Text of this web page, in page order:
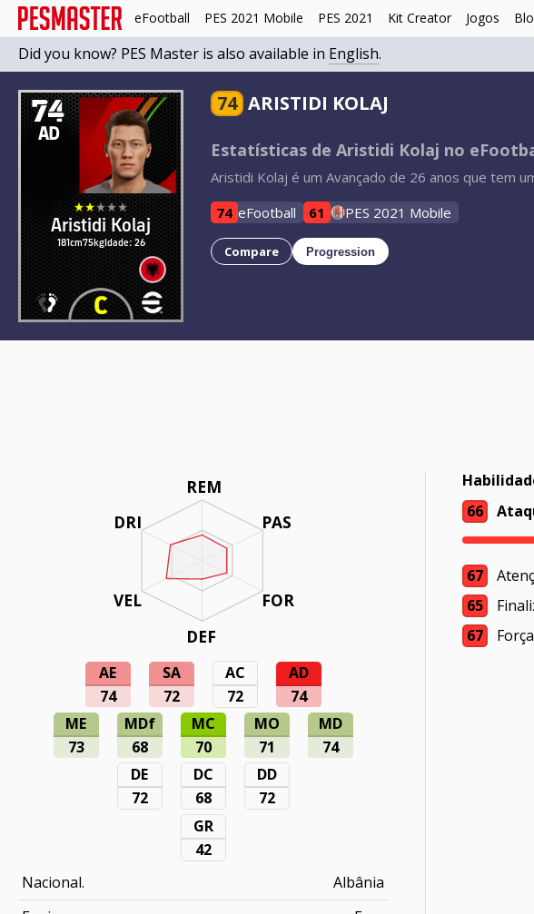
eFootball PES 2021 Mobile PES 2021 Kit Creator Jogos
Did you know? PES Master is also available in English.
74
AD
Aristidi Kolaj
181cm75kgIdade: 26
74 ARISTIDI KOLAJ
Estatísticas de Aristidi Kolaj no
Aristidi Kolaj é um Avançado de 26 anos que tem
74 eFootball 61 PES 2021 Mobile
Compare Progression
REM
PAS
FOR
DEF
DRI
VEL
AE
74
SA
72
AC
72
AD
74
ME
73
MDf
68
MC
70
MO
71
MD
74
DE
72
DC
68
DD
72
GR
42
Nacional.
Albânia
66
67
65
67